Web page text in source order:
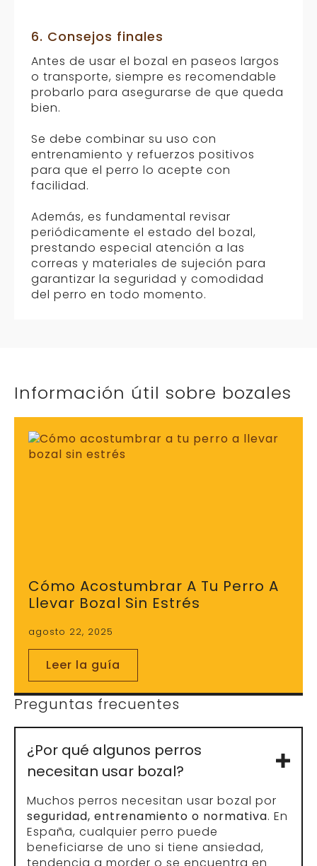
6. Consejos finales
Antes de usar el bozal en paseos largos
o transporte, siempre es recomendable
probarlo para asegurarse de que queda
bien.
Se debe combinar su uso con
entrenamiento y refuerzos positivos
para que el perro lo acepte con
facilidad.
Además, es fundamental revisar
periódicamente el estado del bozal,
prestando especial atención a las
correas y materiales de sujeción para
garantizar la seguridad y comodidad
del perro en todo momento.
Información útil sobre bozales
Cómo Acostumbrar A Tu Perro A
Llevar Bozal Sin Estrés
agosto 22, 2025
Leer la guía
Preguntas frecuentes
¿Por qué algunos perros
necesitan usar bozal?
Muchos perros necesitan usar bozal por
seguridad, entrenamiento o normativa. En
España, cualquier perro puede
beneficiarse de uno si tiene ansiedad,
tendencia a morder o se encuentra en